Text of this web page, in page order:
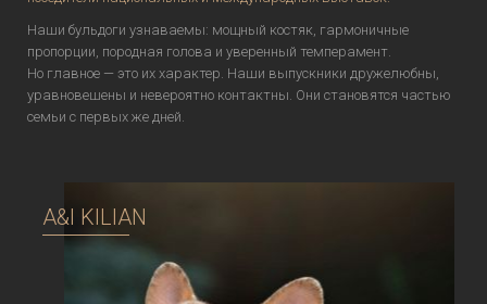
Наши бульдоги узнаваемы: мощный костяк, гармоничные
пропорции, породная голова и уверенный темперамент.
Но главное — это их характер. Наши выпускники дружелюбны,
уравновешены и невероятно контактны. Они становятся частью
семьи с первых же дней.
A&I KILIAN